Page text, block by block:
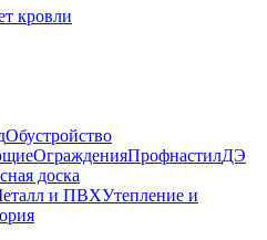
кровли
Обустройство
ОгражденияПрофнастилДЭ
доска
и ПВХУтепление и